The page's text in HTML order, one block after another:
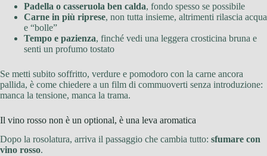
Padella o casseruola ben calda, fondo spesso se possibile
Carne in più riprese, non tutta insieme, altrimenti rilascia acqua
e “bolle”
Tempo e pazienza, finché vedi una leggera crosticina bruna e
senti un profumo tostato
Se metti subito soffritto, verdure e pomodoro con la carne ancora
pallida, è come chiedere a un film di commuoverti senza introduzione:
manca la tensione, manca la trama.
Il vino rosso non è un optional, è una leva aromatica
Dopo la rosolatura, arriva il passaggio che cambia tutto: sfumare con
vino rosso.